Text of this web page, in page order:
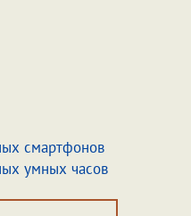
смартфонов
умных часов